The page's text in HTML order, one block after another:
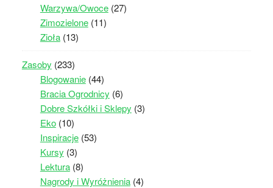
Warzywa/Owoce(27)
Zimozielone(11)
Zioła(13)
Zasoby (233)
Blogowanie(44)
Bracia Ogrodnicy (6)
Dobre Szkółki i Sklepy (3)
Eko(10)
Inspiracje(53)
Kursy (3)
Lektura(8)
Nagrody i Wyróżnienia(4)